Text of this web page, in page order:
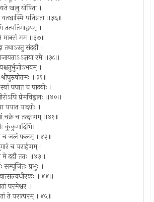
खलु योषिता ।
पतिव्रता ॥३६॥
तत्पतिमाह्वयम् ।
मानसं मम ॥३७॥
तथाऽस्तु संददौ ।
रमे ॥३८॥
।
॥३९॥
पपात च पादयोः ।
प्रेमविह्वलः ॥४०॥
पपात पादयोः ।
चक्रे च तत्क्षणम् ॥४१॥
कुंकुमादिभिः ।
च जलं फलम् ॥४२॥
च परार्हणम् ।
मे ददौ ततः ॥४३॥
प्रभुः ।
वात्सल्यधीरकः ॥४४॥
परमेश्वर ।
ते परात्परम् ॥४५॥